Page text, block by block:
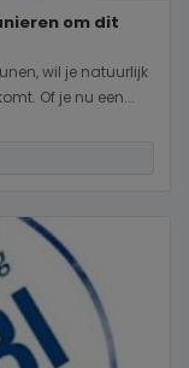
om dit
wil je natuurlijk
Of je nu een...